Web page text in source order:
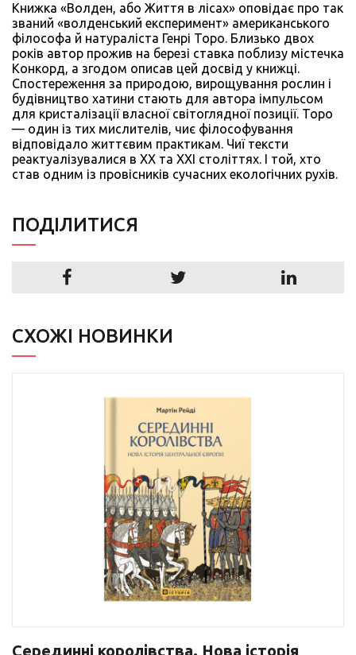
Книжка «Волден, або Життя в лісах» оповідає про так
званий «волденський експеримент» американського
філософа й натураліста Генрі Торо. Близько двох
років автор прожив на березі ставка поблизу містечка
Конкорд, а згодом описав цей досвід у книжці.
Спостереження за природою, вирощування рослин і
будівництво хатини стають для автора імпульсом
для кристалізації власної світоглядної позиції. Торо
— один із тих мислителів, чиє філософування
відповідало життєвим практикам. Чиї тексти
реактуалізувалися в ХХ та ХХІ століттях. І той, хто
став одним із провісників сучасних екологічних рухів.
ПОДIЛИТИСЯ
СХОЖІ НОВИНКИ
Серединні королівства. Нова історія